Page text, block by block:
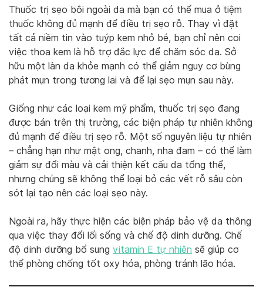
Thuốc trị sẹo bôi ngoài da mà bạn có thể mua ở tiệm
thuốc không đủ mạnh để điều trị sẹo rỗ. Thay vì đặt
tất cả niềm tin vào tuýp kem nhỏ bé, bạn chỉ nên coi
việc thoa kem là hỗ trợ đắc lực để chăm sóc da. Sở
hữu một làn da khỏe mạnh có thể giảm nguy cơ bùng
phát mụn trong tương lai và để lại sẹo mụn sau này.
Giống như các loại kem mỹ phẩm, thuốc trị sẹo đang
được bán trên thị trường, các biện pháp tự nhiên không
đủ mạnh để điều trị sẹo rỗ. Một số nguyên liệu tự nhiên
– chẳng hạn như mật ong, chanh, nha đam – có thể làm
giảm sự đổi màu và cải thiện kết cấu da tổng thể,
nhưng chúng sẽ không thể loại bỏ các vết rỗ sâu còn
sót lại tạo nên các loại sẹo này.
Ngoài ra, hãy thực hiện các biện pháp bảo vệ da thông
qua việc thay đổi lối sống và chế độ dinh dưỡng. Chế
độ dinh dưỡng bổ sung vitamin E tự nhiên sẽ giúp cơ
thể phòng chống tốt oxy hóa, phòng tránh lão hóa.